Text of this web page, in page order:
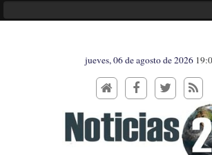
jueves, 06 de agosto de 2026